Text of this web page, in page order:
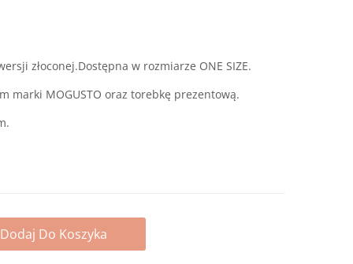
złoconej.Dostępna w rozmiarze ONE SIZE.
marki MOGUSTO oraz torebkę prezentową.
Dodaj Do Koszyka